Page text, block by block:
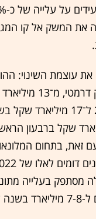
את המשק אל קו
עוצמת השינוי:
השיווק רשמו זינוק
הראשון של 2022 ל־17
זאת, בתחום